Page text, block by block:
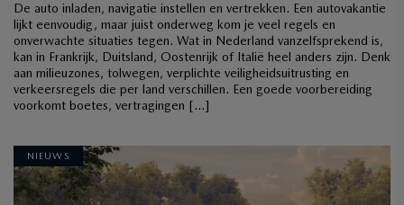
De auto inladen, navigatie instellen en vertrekken. Een autovakantie
lijkt eenvoudig, maar juist onderweg kom je veel regels en
onverwachte situaties tegen. Wat in Nederland vanzelfsprekend is,
kan in Frankrijk, Duitsland, Oostenrijk of Italië heel anders zijn. Denk
aan milieuzones, tolwegen, verplichte veiligheidsuitrusting en
verkeersregels die per land verschillen. Een goede voorbereiding
voorkomt boetes, vertragingen […]
NIEUWS